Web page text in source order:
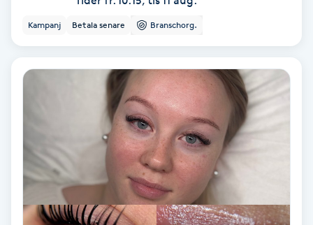
Regndroppsmassage
Reiki
Restorative Yoga
Rosacea
Kampanj Betala senare Branschorg.